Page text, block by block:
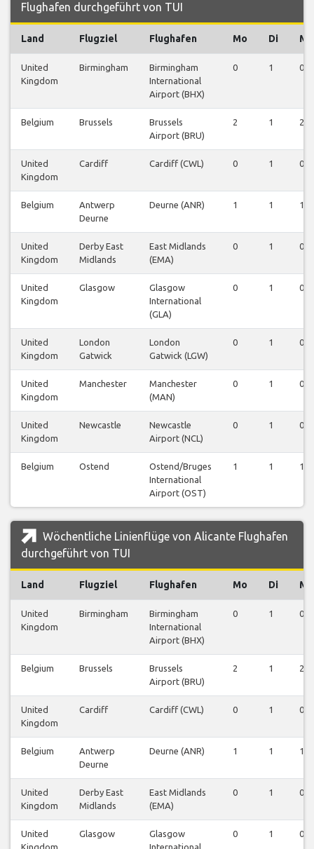
Flughafen durchgeführt von TUI
Land Flugziel Flughafen Mo Di Mi
United
Kingdom
Birmingham
Birmingham
International
Airport (BHX)
0 1 0
Belgium Brussels
Brussels
Airport (BRU)
2 1 2
United
Kingdom
Cardiff Cardiff (CWL) 0 1 0
Belgium
Antwerp
Deurne
Deurne (ANR) 1 1 1
United
Kingdom
Derby East
Midlands
East Midlands
(EMA)
0 1 0
United
Kingdom
Glasgow
Glasgow
International
(GLA)
0 1 0
United
Kingdom
London
Gatwick
London
Gatwick (LGW)
0 1 0
United
Kingdom
Manchester
Manchester
(MAN)
0 1 0
United
Kingdom
Newcastle
Newcastle
Airport (NCL)
0 1 0
Belgium Ostend
Ostend/Bruges
International
Airport (OST)
1 1 1
Wöchentliche Linienflüge von Alicante Flughafen
durchgeführt von TUI
Land Flugziel Flughafen Mo Di Mi
United
Kingdom
Birmingham
Birmingham
International
Airport (BHX)
0 1 0
Belgium Brussels
Brussels
Airport (BRU)
2 1 2
United
Kingdom
Cardiff Cardiff (CWL) 0 1 0
Belgium
Antwerp
Deurne
Deurne (ANR) 1 1 1
United
Kingdom
Derby East
Midlands
East Midlands
(EMA)
0 1 0
United
Kingdom
Glasgow
Glasgow
International
0 1 0